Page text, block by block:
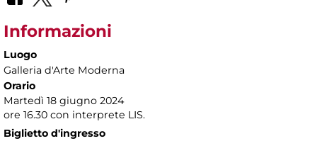
Informazioni
Luogo
Galleria d'Arte Moderna
Orario
Martedì 18 giugno 2024
ore 16.30 con interprete LIS.
Biglietto d'ingresso